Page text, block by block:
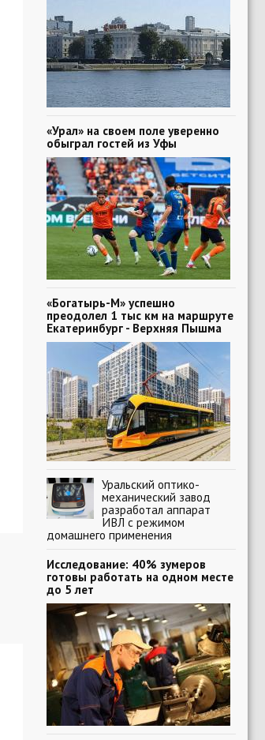
«Урал» на своем поле уверенно
обыграл гостей из Уфы
«Богатырь-М» успешно
преодолел 1 тыс км на маршруте
Екатеринбург - Верхняя Пышма
Уральский оптико-
механический завод
разработал аппарат
ИВЛ с режимом
домашнего применения
Исследование: 40% зумеров
готовы работать на одном месте
до 5 лет